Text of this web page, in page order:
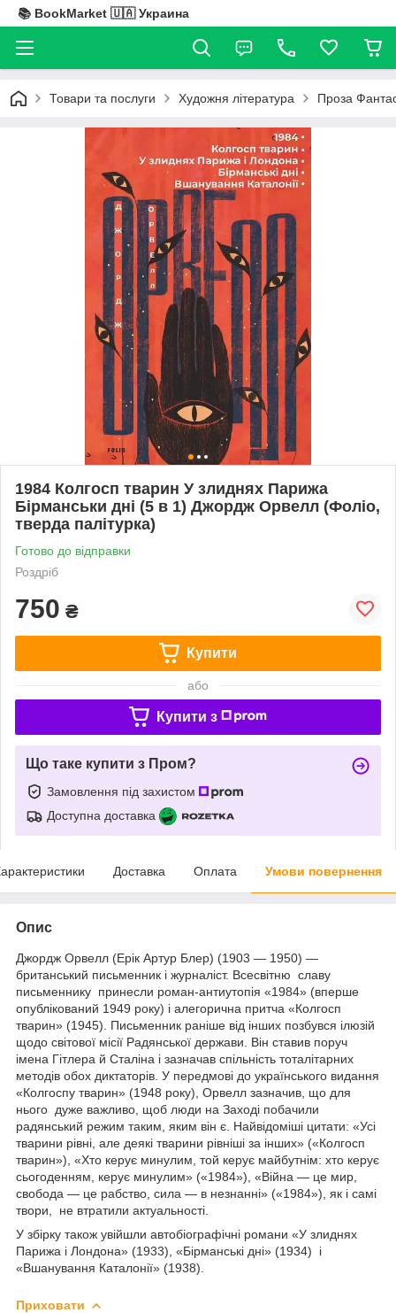
📚 BookMarket 🇺🇦 Украина
Товари та послуги Художня література Проза
1984 Колгосп тварин У злиднях Парижа
Бірманськи дні (5 в 1) Джордж Орвелл (Фоліо,
тверда палітурка)
Готово до відправки
Роздріб
750 ₴
Купити
або
Купити з
Що таке купити з Пром?
Замовлення під захистом
Доступна доставка
Доставка Оплата Умови повернення
Опис
Джордж Орвелл (Ерік Артур Блер) (1903 — 1950) —
британський письменник і журналіст. Всесвітню славу
письменнику принесли роман-антиутопія «1984» (вперше
опублікований 1949 року) і алегорична притча «Колгосп
тварин» (1945). Письменник раніше від інших позбувся ілюзій
щодо світової місії Радянської держави. Він ставив поруч
імена Гітлера й Сталіна і зазначав спільність тоталітарних
методів обох диктаторів. У передмові до українського видання
«Колгоспу тварин» (1948 року), Орвелл зазначив, що для
нього дуже важливо, щоб люди на Заході побачили
радянський режим таким, яким він є. Найвідоміші цитати: «Усі
тварини рівні, але деякі тварини рівніші за інших» («Колгосп
тварин»), «Хто керує минулим, той керує майбутнім: хто керує
сьогоденням, керує минулим» («1984»), «Війна — це мир,
свобода — це рабство, сила — в незнанні» («1984»), як і самі
твори, не втратили актуальності.
У збірку також увійшли автобіографічні романи «У злиднях
Парижа і Лондона» (1933), «Бірманські дні» (1934) і
«Вшанування Каталонії» (1938).
Приховати